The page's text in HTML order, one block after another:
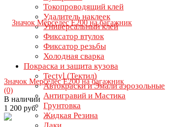
Токопроводящий клей
Удалитель наклеек
Универсальный клей
Фиксатор втулок
Фиксатор резьбы
Холодная сварка
Покраска и защита кузова
Tectyl (Тектил)
Автокраски и Эмали аэрозольные
Антигравий и Мастика
Грунтовка
Жидкая Резина
Значок Мерседес Е200 на багажник
(0)
В наличии
1 200 руб.